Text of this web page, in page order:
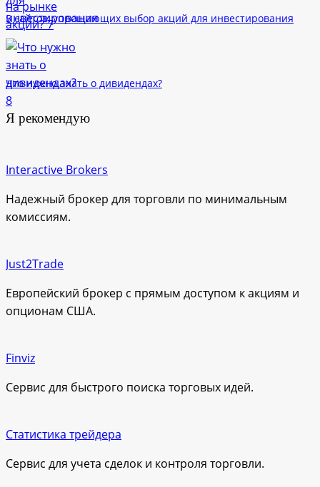
5 сайтов, упрощающих выбор акций для инвестирования
Что нужно знать о дивидендах?
Я рекомендую
Interactive Brokers
Надежный брокер для торговли по минимальным
комиссиям.
Just2Trade
Европейский брокер с прямым доступом к акциям и
опционам США.
Finviz
Сервис для быстрого поиска торговых идей.
Статистика трейдера
Сервис для учета сделок и контроля торговли.